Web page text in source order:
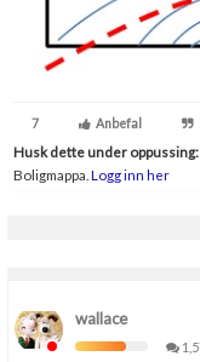
7 Anbefal
Husk dette under oppussing:
Boligmappa. Logg inn her
wallace